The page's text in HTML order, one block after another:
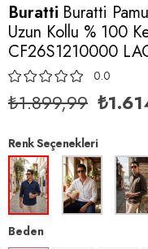
Buratti Buratti
Uzun Kollu % 100
CF26S1210000
0.0
₺1.899,99
Renk Seçenekleri
Beden